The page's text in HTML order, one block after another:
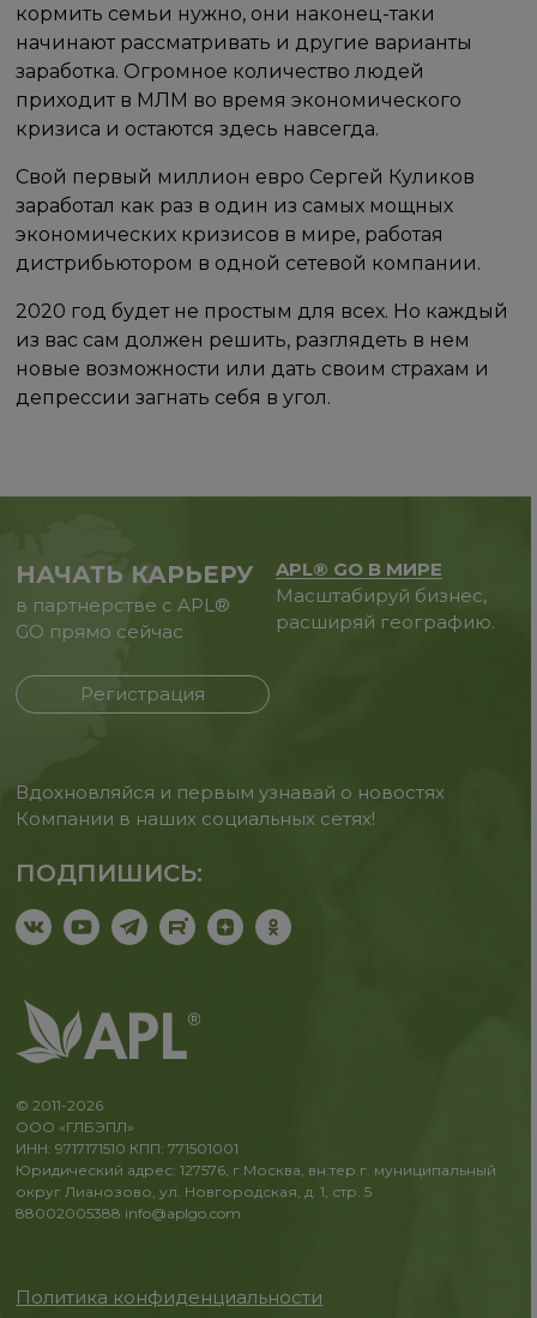
кормить семьи нужно, они наконец-таки
начинают рассматривать и другие варианты
заработка. Огромное количество людей
приходит в МЛМ во время экономического
кризиса и остаются здесь навсегда.
Свой первый миллион евро Сергей Куликов
заработал как раз в один из самых мощных
экономических кризисов в мире, работая
дистрибьютором в одной сетевой компании.
2020 год будет не простым для всех. Но каждый
из вас сам должен решить, разглядеть в нем
новые возможности или дать своим страхам и
депрессии загнать себя в угол.
НАЧАТЬ КАРЬЕРУ
в партнерстве с APL®
GO прямо сейчас
Регистрация
APL® GO В МИРЕ
Масштабируй бизнес,
расширяй географию.
Вдохновляйся и первым узнавай о новостях
Компании в наших социальных сетях!
ПОДПИШИСЬ:
© 2011-2026
ООО «ГЛБЭПЛ»
ИНН: 9717171510 КПП: 771501001
Юридический адрес: 127576, г.Москва, вн.тер.г. муниципальный
округ Лианозово, ул. Новгородская, д. 1, стр. 5
88002005388 info@aplgo.com
Политика конфиденциальности